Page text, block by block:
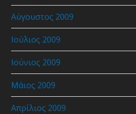
Αύγουστος 2009
Ιούλιος 2009
Ιούνιος 2009
Μάιος 2009
Απρίλιος 2009